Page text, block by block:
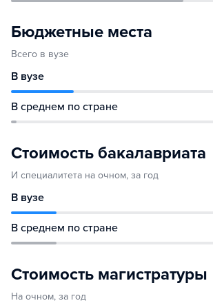
Бюджетные места
Всего в вузе
В вузе
В среднем по стране
Стоимость бакалавриата
И специалитета на очном, за год
В вузе
В среднем по стране
Стоимость магистратуры
На очном, за год